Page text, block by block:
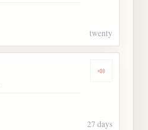
twenty
Dengarkan
27 days